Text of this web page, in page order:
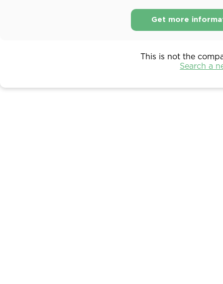
Get more
This is not the
Search a